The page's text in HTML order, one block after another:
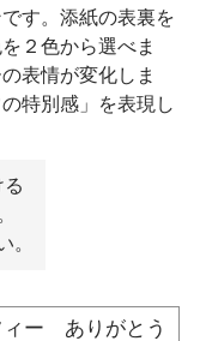
す。添紙の表裏を
２色から選べま
表情が変化しま
特別感」を表現し
。
ー ありがとう